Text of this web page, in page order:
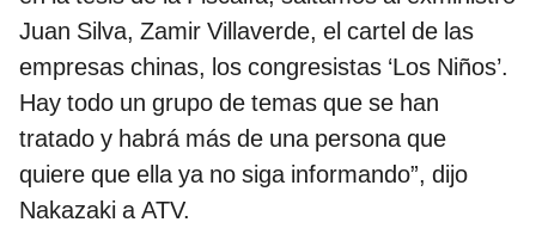
Juan Silva, Zamir Villaverde, el cartel de las
empresas chinas, los congresistas ‘Los Niños’.
Hay todo un grupo de temas que se han
tratado y habrá más de una persona que
quiere que ella ya no siga informando”, dijo
Nakazaki a ATV.